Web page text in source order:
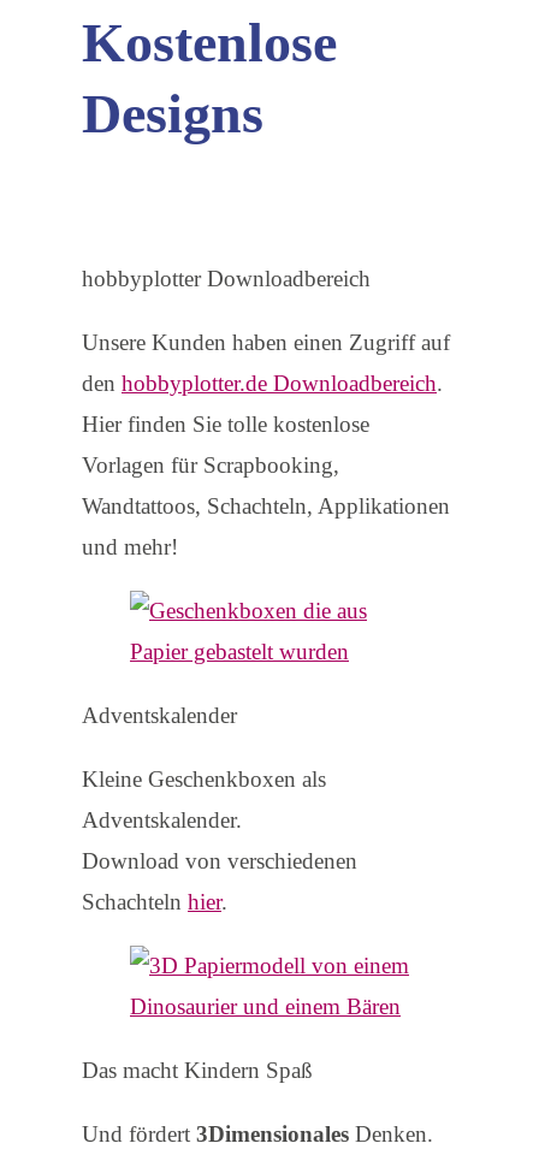
Kostenlose
Designs
hobbyplotter Downloadbereich
Unsere Kunden haben einen Zugriff auf
den hobbyplotter.de Downloadbereich.
Hier finden Sie tolle kostenlose
Vorlagen für Scrapbooking,
Wandtattoos, Schachteln, Applikationen
und mehr!
Adventskalender
Kleine Geschenkboxen als
Adventskalender.
Download von verschiedenen
Schachteln hier.
Das macht Kindern Spaß
Und fördert 3Dimensionales Denken.